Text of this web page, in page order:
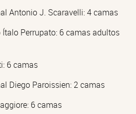
Antonio J. Scaravelli: 4 camas
Perrupato: 6 camas adultos
6 camas
Diego Paroissien: 2 camas
6 camas